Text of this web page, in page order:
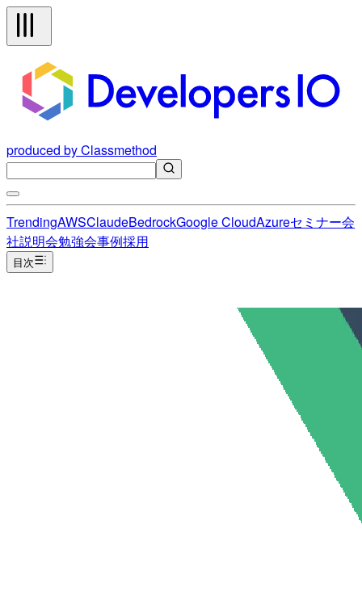
produced by Classmethod
TrendingAWSClaudeBedrockGoogle CloudAzureセミナー会
社説明会勉強会事例採用
目次